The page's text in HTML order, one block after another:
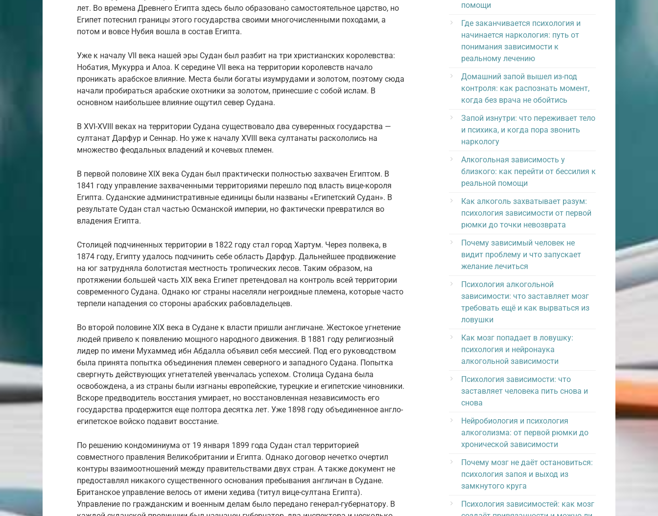
лет. Во времена Древнего Египта здесь было образовано самостоятельное царство, но
Египет потеснил границы этого государства своими многочисленными походами, а
потом и вовсе Нубия вошла в состав Египта.
Уже к началу VII века нашей эры Судан был разбит на три христианских королевства:
Нобатия, Мукурра и Алоа. К середине VII века на территории королевств начало
проникать арабское влияние. Места были богаты изумрудами и золотом, поэтому сюда
начали пробираться арабские охотники за золотом, принесшие с собой ислам. В
основном наибольшее влияние ощутил север Судана.
В XVI-XVIII веках на территории Судана существовало два суверенных государства —
султанат Дарфур и Сеннар. Но уже к началу XVIII века султанаты раскололись на
множество феодальных владений и кочевых племен.
В первой половине XIX века Судан был практически полностью захвачен Египтом. В
1841 году управление захваченными территориями перешло под власть вице-короля
Египта. Суданские административные единицы были названы «Египетский Судан». В
результате Судан стал частью Османской империи, но фактически превратился во
владения Египта.
Столицей подчиненных территории в 1822 году стал город Хартум. Через полвека, в
1874 году, Египту удалось подчинить себе область Дарфур. Дальнейшее продвижение
на юг затрудняла болотистая местность тропических лесов. Таким образом, на
протяжении большей часть XIX века Египет претендовал на контроль всей территории
современного Судана. Однако юг страны населяли негроидные племена, которые часто
терпели нападения со стороны арабских рабовладельцев.
Во второй половине XIX века в Судане к власти пришли англичане. Жестокое угнетение
людей привело к появлению мощного народного движения. В 1881 году религиозный
лидер по имени Мухаммед ибн Абдалла объявил себя мессией. Под его руководством
была принята попытка объединения племен северного и западного Судана. Попытка
свергнуть действующих угнетателей увенчалась успехом. Столица Судана была
освобождена, а из страны были изгнаны европейские, турецкие и египетские чиновники.
Вскоре предводитель восстания умирает, но восстановленная независимость его
государства продержится еще полтора десятка лет. Уже 1898 году объединенное англо-
египетское войско подавит восстание.
По решению кондоминиума от 19 января 1899 года Судан стал территорией
совместного правления Великобритании и Египта. Однако договор нечетко очертил
контуры взаимоотношений между правительствами двух стран. А также документ не
предоставлял никакого существенного основания пребывания англичан в Судане.
Британское управление велось от имени хедива (титул вице-султана Египта).
Управление по гражданским и военным делам было передано генерал-губернатору. В
помощи
Где заканчивается психология и
начинается наркология: путь от
понимания зависимости к
реальному лечению
Домашний запой вышел из-под
контроля: как распознать момент,
когда без врача не обойтись
Запой изнутри: что переживает тело
и психика, и когда пора звонить
наркологу
Алкогольная зависимость у
близкого: как перейти от бессилия к
реальной помощи
Как алкоголь захватывает разум:
психология зависимости от первой
рюмки до точки невозврата
Почему зависимый человек не
видит проблему и что запускает
желание лечиться
Психология алкогольной
зависимости: что заставляет мозг
требовать ещё и как вырваться из
ловушки
Как мозг попадает в ловушку:
психология и нейронаука
алкогольной зависимости
Психология зависимости: что
заставляет человека пить снова и
снова
Нейробиология и психология
алкоголизма: от первой рюмки до
хронической зависимости
Почему мозг не даёт остановиться:
психология запоя и выход из
замкнутого круга
Психология зависимостей: как мозг